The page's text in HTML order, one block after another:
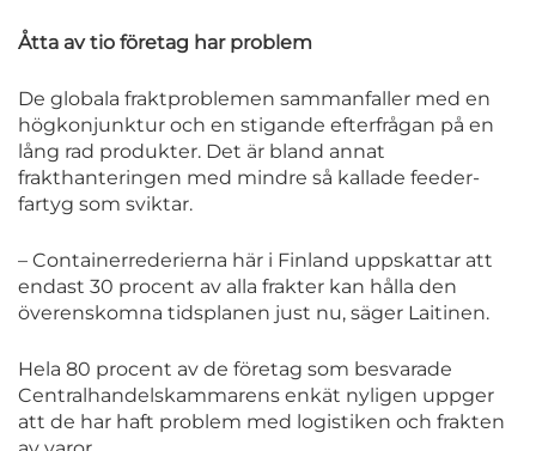
Åtta av tio företag har problem
De globala fraktproblemen sammanfaller med en
högkonjunktur och en stigande efterfrågan på en
lång rad produkter. Det är bland annat
frakthanteringen med mindre så kallade feeder-
fartyg som sviktar.
– Containerrederierna här i Finland uppskattar att
endast 30 procent av alla frakter kan hålla den
överenskomna tidsplanen just nu, säger Laitinen.
Hela 80 procent av de företag som besvarade
Centralhandelskammarens enkät nyligen uppger
att de har haft problem med logistiken och frakten